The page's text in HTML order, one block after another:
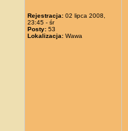
Rejestracja: 02 lipca 2008,
23:45 - śr
Posty: 53
Lokalizacja: Wawa